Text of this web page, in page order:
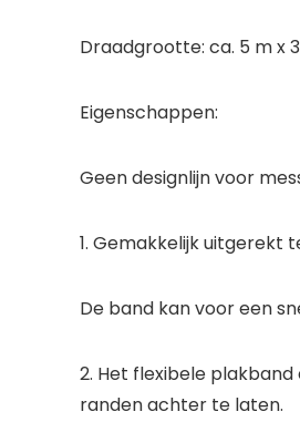
Draadgrootte: ca. 5 m x
Eigenschappen:
Geen designlijn voor
1. Gemakkelijk uitgerekt
De band kan voor een
2. Het flexibele
randen achter te laten.